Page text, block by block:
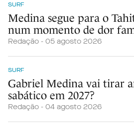
SURF
Medina segue para o
num momento de dor
Redação - 05 agosto 2026
SURF
Gabriel Medina vai tirar
sabático em 2027?
Redação - 04 agosto 2026